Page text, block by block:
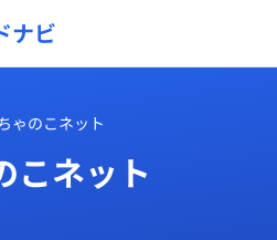
ナビ
ゃのこネット
こネット